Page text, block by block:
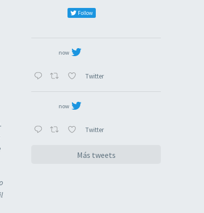
Follow
now
Twitter
now
Twitter
Más tweets